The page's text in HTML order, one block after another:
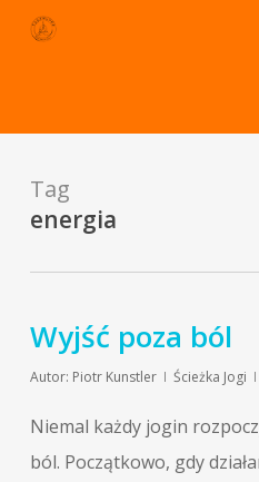
Skip
Tag
energia
Wyjść poza ból
Autor: Piotr Kunstler Ścieżka Jogi
Niemal każdy jogin
ból. Początkowo, gdy